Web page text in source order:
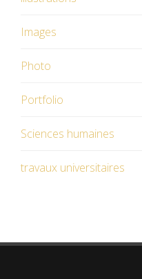
Images
Photo
Portfolio
Sciences humaines
travaux universitaires